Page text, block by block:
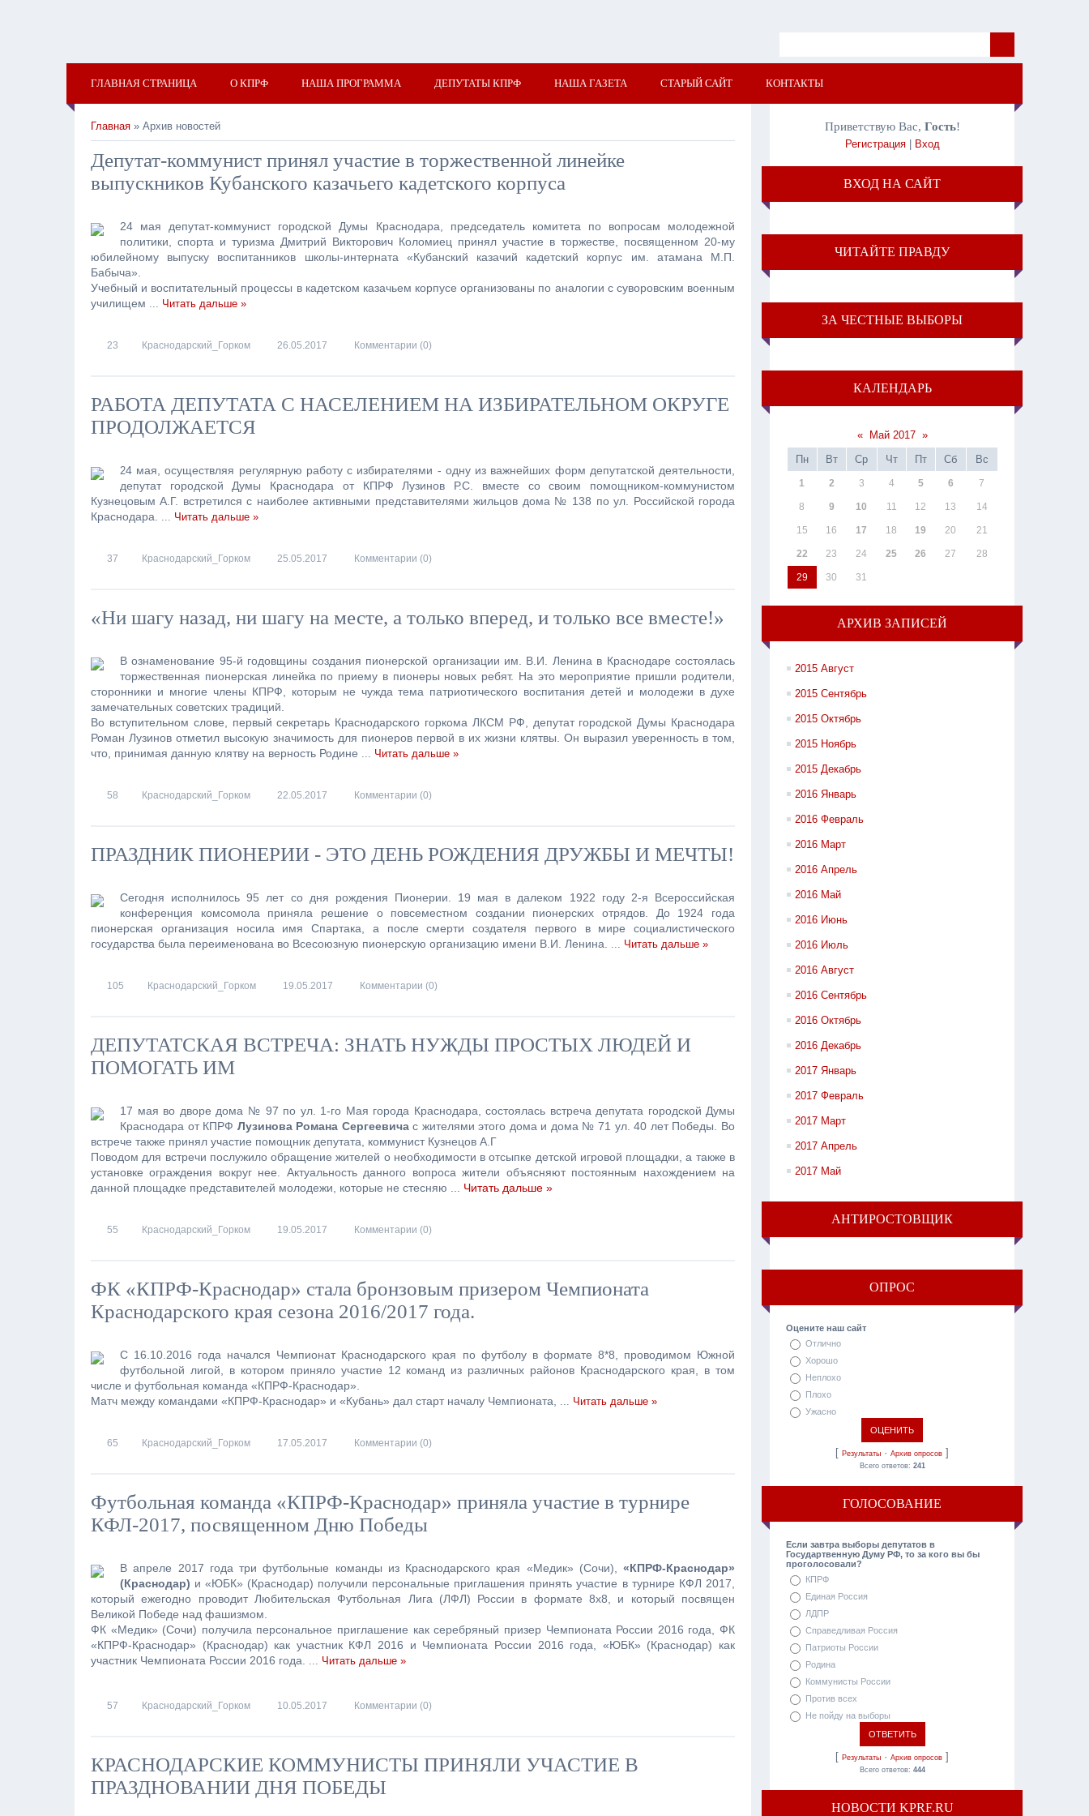
ГЛАВНАЯ СТРАНИЦА О КПРФ НАША ПРОГРАММА ДЕПУТАТЫ КПРФ НАША ГАЗЕТА СТАРЫЙ САЙТ КОНТАКТЫ
Главная » Архив новостей
Депутат-коммунист принял участие в торжественной линейке
выпускников Кубанского казачьего кадетского корпуса
24 мая депутат-коммунист городской Думы Краснодара, председатель комитета по вопросам молодежной
политики, спорта и туризма Дмитрий Викторович Коломиец принял участие в торжестве, посвященном 20-му
юбилейному выпуску воспитанников школы-интерната «Кубанский казачий кадетский корпус им. атамана М.П.
Бабыча».
Учебный и воспитательный процессы в кадетском казачьем корпусе организованы по аналогии с суворовским военным
училищем ... Читать дальше »
23 Краснодарский_Горком 26.05.2017 Комментарии (0)
РАБОТА ДЕПУТАТА С НАСЕЛЕНИЕМ НА ИЗБИРАТЕЛЬНОМ ОКРУГЕ
ПРОДОЛЖАЕТСЯ
24 мая, осуществляя регулярную работу с избирателями - одну из важнейших форм депутатской деятельности,
депутат городской Думы Краснодара от КПРФ Лузинов Р.С. вместе со своим помощником-коммунистом
Кузнецовым А.Г. встретился с наиболее активными представителями жильцов дома № 138 по ул. Российской города
Краснодара.
... Читать дальше »
37 Краснодарский_Горком 25.05.2017 Комментарии (0)
«Ни шагу назад, ни шагу на месте, а только вперед, и только все вместе!»
В ознаменование 95-й годовщины создания пионерской организации им. В.И. Ленина в Краснодаре состоялась
торжественная пионерская линейка по приему в пионеры новых ребят. На это мероприятие пришли родители,
сторонники и многие члены КПРФ, которым не чужда тема патриотического воспитания детей и молодежи в духе
замечательных советских традиций.
Во вступительном слове, первый секретарь Краснодарского горкома ЛКСМ РФ, депутат городской Думы Краснодара
Роман Лузинов отметил высокую значимость для пионеров первой в их жизни клятвы. Он выразил уверенность в том,
что, принимая данную клятву на верность Родине ... Читать дальше »
58 Краснодарский_Горком 22.05.2017 Комментарии (0)
ПРАЗДНИК ПИОНЕРИИ - ЭТО ДЕНЬ РОЖДЕНИЯ ДРУЖБЫ И МЕЧТЫ!
Сегодня исполнилось 95 лет со дня рождения Пионерии. 19 мая в далеком 1922 году 2-я Всероссийская
конференция комсомола приняла решение о повсеместном создании пионерских отрядов. До 1924 года
пионерская организация носила имя Спартака, а после смерти создателя первого в мире социалистического
государства была переименована во Всесоюзную пионерскую организацию имени В.И. Ленина. ... Читать дальше »
105 Краснодарский_Горком 19.05.2017 Комментарии (0)
ДЕПУТАТСКАЯ ВСТРЕЧА: ЗНАТЬ НУЖДЫ ПРОСТЫХ ЛЮДЕЙ И
ПОМОГАТЬ ИМ
17 мая во дворе дома № 97 по ул. 1-го Мая города Краснодара, состоялась встреча депутата городской Думы
Краснодара от КПРФ Лузинова Романа Сергеевичас жителями этого дома и дома № 71 ул. 40 лет Победы. Во
встрече также принял участие помощник депутата, коммунист Кузнецов А.Г
Поводом для встречи послужило обращение жителей о необходимости в отсыпке детской игровой площадки, а также в
установке ограждения вокруг нее. Актуальность данного вопроса жители объясняют постоянным нахождением на
данной площадке представителей молодежи, которые не стесняю
Читать дальше »
55 Краснодарский_Горком 19.05.2017 Комментарии (0)
ФК «КПРФ-Краснодар» стала бронзовым призером Чемпионата
Краснодарского края сезона 2016/2017 года.
С 16.10.2016 года начался Чемпионат Краснодарского края по футболу в формате 8*8, проводимом Южной
футбольной лигой, в котором приняло участие 12 команд из различных районов Краснодарского края, в том
числе и футбольная команда «КПРФ-Краснодар».
Матч между командами «КПРФ-Краснодар» и «Кубань» дал старт началу Чемпионата, ... Читать дальше »
65 Краснодарский_Горком 17.05.2017 Комментарии (0)
Футбольная команда «КПРФ-Краснодар» приняла участие в турнире
КФЛ-2017, посвященном Дню Победы
В апреле 2017 года три футбольные команды из Краснодарского края «Медик» (Сочи), «КПРФ-Краснодар»
(Краснодар) и «ЮБК» (Краснодар) получили персональные приглашения принять участие в турнире КФЛ 2017,
который ежегодно проводит Любительская Футбольная Лига (ЛФЛ) России в формате 8х8, и который посвящен
Великой Победе над фашизмом.
ФК «Медик» (Сочи) получила персональное приглашение как серебряный призер Чемпионата России 2016 года, ФК
«КПРФ-Краснодар» (Краснодар) как участник КФЛ 2016 и Чемпионата России 2016 года, «ЮБК» (Краснодар) как
участник Чемпионата России 2016 года.
... Читать дальше »
57 Краснодарский_Горком 10.05.2017 Комментарии (0)
КРАСНОДАРСКИЕ КОММУНИСТЫ ПРИНЯЛИ УЧАСТИЕ В
ПРАЗДНОВАНИИ ДНЯ ПОБЕДЫ
Приветствую Вас, Гость!
Регистрация| Вход
ВХОД НА САЙТ
ЧИТАЙТЕ ПРАВДУ
ЗА ЧЕСТНЫЕ ВЫБОРЫ
КАЛЕНДАРЬ
« Май 2017 »
Пн
Вт Ср Чт Пт Сб Вс
1 2 3 4 5 6 7
8 9 10 11 12 13 14
15 16 17 18 19 20 21
22 23 24 25 26 27 28
29 30 31
АРХИВ ЗАПИСЕЙ
2015 Август
2015 Сентябрь
2015 Октябрь
2015 Ноябрь
2015 Декабрь
2016 Январь
2016 Февраль
2016 Март
2016 Апрель
2016 Май
2016 Июнь
2016 Июль
2016 Август
2016 Сентябрь
2016 Октябрь
2016 Декабрь
2017 Январь
2017 Февраль
2017 Март
2017 Апрель
2017 Май
АНТИРОСТОВЩИК
ОПРОС
Оцените наш сайт
Отлично
Хорошо
Неплохо
Плохо
Ужасно
[Результаты ·Архив опросов ]
Всего ответов: 241
ГОЛОСОВАНИЕ
Если завтра выборы депутатов в
Государтвенную Думу РФ, то за кого вы бы
проголосовали?
КПРФ
Единая Россия
ЛДПР
Справедливая Россия
Патриоты России
Родина
Коммунисты России
Против всех
Не пойду на выборы
[Результаты ·Архив опросов ]
Всего ответов: 444
НОВОСТИ KPRF.RU